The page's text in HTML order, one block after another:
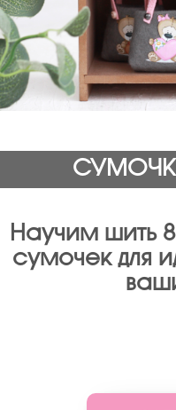
Научим шить
сумочек для